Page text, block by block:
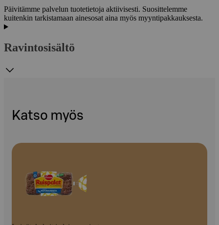
Päivitämme palvelun tuotetietoja aktiivisesti. Suosittelemme
kuitenkin tarkistamaan ainesosat aina myös myyntipakkauksesta.
Ravintosisältö
Katso myös